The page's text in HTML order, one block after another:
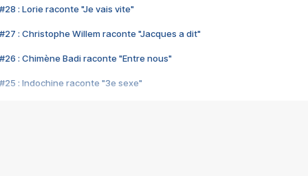
#28 : Lorie raconte "Je vais vite"
#27 : Christophe Willem raconte "Jacques a dit"
#26 : Chimène Badi raconte "Entre nous"
#25 : Indochine raconte "3e sexe"